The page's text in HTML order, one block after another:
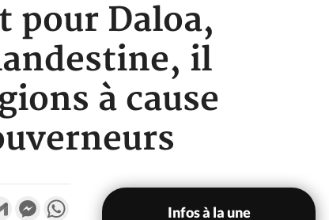
pour Daloa,
il
à cause
Gmail MessengerWhatsApp
Infos à la une